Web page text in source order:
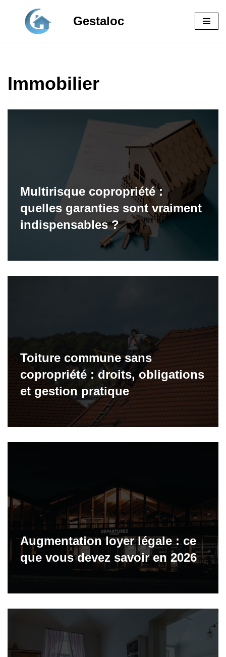
Gestaloc
Immobilier
Multirisque copropriété :
quelles garanties sont vraiment
indispensables ?
Toiture commune sans
copropriété : droits, obligations
et gestion pratique
Augmentation loyer légale : ce
que vous devez savoir en 2026